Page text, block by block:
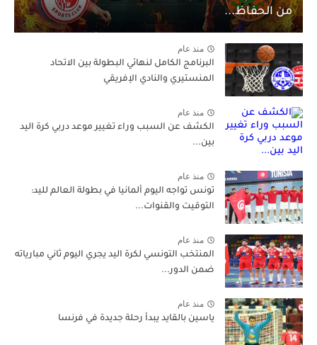
من الحفاظ...
منذ عام
البرنامج الكامل لنهائي البطولة بين الاتحاد
المنستيري والنادي الإفريقي
منذ عام
الكشف عن السبب وراء تغيير موعد دربي كرة اليد
بين...
منذ عام
تونس تواجه اليوم ألمانيا في بطولة العالم لليد:
التوقيت والقنوات...
منذ عام
المنتخب التونسي لكرة اليد يجري اليوم ثاني مبارياته
ضمن الدور...
منذ عام
ياسين بالقايد يبدأ رحلة جديدة في فرنسا